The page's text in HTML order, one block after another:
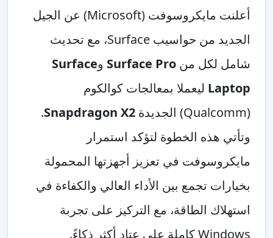
أعلنت مايكروسوفت (Microsoft) عن الجيل
الجديد من حواسيب Surface، مع تحديث
شامل لكل من Surface Pro وSurface
Laptop ليعملا بمعالجات كوالكوم
(Qualcomm) الجديدة
Snapdragon X2
.
وتأتي هذه الخطوة لتؤكد استمرار
مايكروسوفت في تعزيز أجهزتها المحمولة
بخيارات تجمع بين الأداء العالي والكفاءة في
استهلاك الطاقة، مع التركيز على تجربة
Windows كاملة على عتاد أكثر ذكاءً.